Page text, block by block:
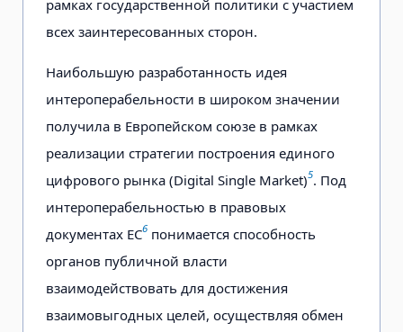
рамках государственной политики с участием
всех заинтересованных сторон.
Наибольшую разработанность идея
интероперабельности в широком значении
получила в Европейском союзе в рамках
реализации стратегии построения единого
цифрового рынка (Digital Single Market)5. Под
интероперабельностью в правовых
документах ЕС6 понимается способность
органов публичной власти
взаимодействовать для достижения
взаимовыгодных целей, осуществляя обмен